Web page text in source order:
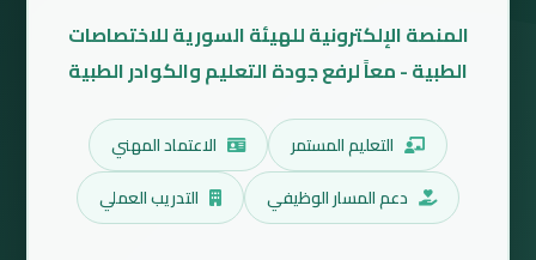
المنصة الإلكترونية للهيئة السورية للاختصاصات
الطبية - معاً لرفع جودة التعليم والكوادر الطبية
التعليم المستمر
الاعتماد المهني
دعم المسار الوظيفي
التدريب العملي